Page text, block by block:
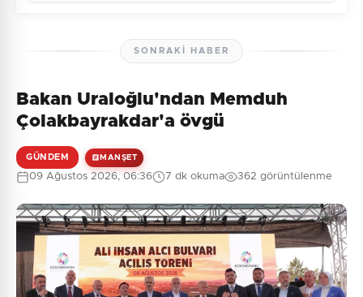
Güvenlik Sorusu:
7 + 10 = ?
Henüz yorum yapılmamış. İlk yorumu siz yapın!
SONRAKI HABER
Bakan Uraloğlu'ndan Memduh
Çolakbayrakdar'a övgü
GÜNDEM MANŞET
09 Ağustos 2026, 06:36 7 dk okuma 362 görüntülenme